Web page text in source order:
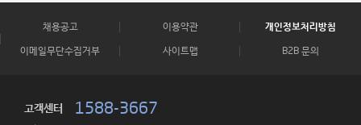
채용공고 이용약관
개인정보처리방침
이메일무단수집거부
사이트맵 B2B 문의
고객센터 1588-3667